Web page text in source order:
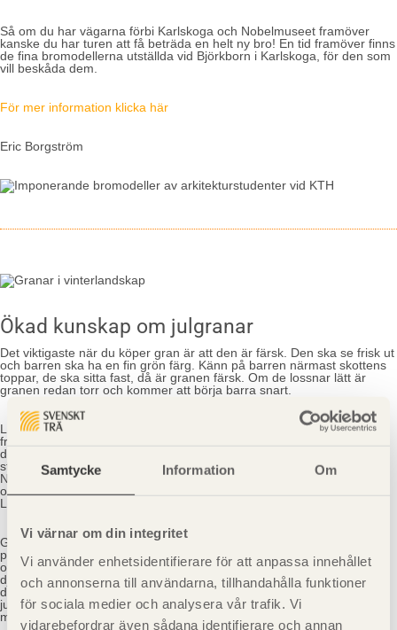
Samtycke Information Om
Vi värnar om din integritet
Vi använder enhetsidentifierare för att anpassa innehållet
och annonserna till användarna, tillhandahålla funktioner
för sociala medier och analysera vår trafik. Vi
vidarebefordrar även sådana identifierare och annan
Så om du har vägarna förbi Karlskoga och Nobelmuseet framöver
kanske du har turen att få beträda en helt ny bro! En tid framöver finns
de fina bromodellerna utställda vid Björkborn i Karlskoga, för den som
vill beskåda dem.
För mer information klicka här
Eric Borgström
Ökad kunskap om julgranar
Det viktigaste när du köper gran är att den är färsk. Den ska se frisk ut
och barren ska ha en fin grön färg. Känn på barren närmast skottens
toppar, de ska sitta fast, då är granen färsk. Om de lossnar lätt är
granen redan torr och kommer att börja barra snart.
Låt granen vila utomhus tills det är dags att klä den. Om granen är
frusen bör den tinas långsamt. Om din gran ska vara fin hela julen är
det viktigaste att den hela tiden har tillgång till vatten. Låt den gärna
stå i vatten redan utomhus. Torkar den en gång så barrar den fortare.
När du tar in granen, se till att få bort döda barr genom att skaka den
och slå lätt på grenarna. Undvik att slå rotändan mot golvet.
Ledningsbanorna för vattnet kan skadas och då barrar den mer.
Ge din gran en ny snittyta vid roten men ta inte bort bark, den bör få
plats i julgransfoten som den är. Om du har köpt en kungsgran är de
oftast tjockare i roten – ta då bort så lite som möjligt. Om du tar för
djupt från sidorna kommer du in i vattenledningsbanorna och riskerar
då att stoppa vattentransporten. Om du är på väg att köpa ny
julgransfot, se då till att köpa en som har så stor vattenbehållare som
möjligt.